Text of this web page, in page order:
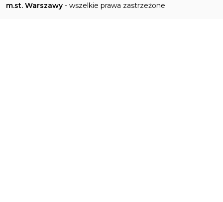
m.st. Warszawy - wszelkie prawa zastrzeżone